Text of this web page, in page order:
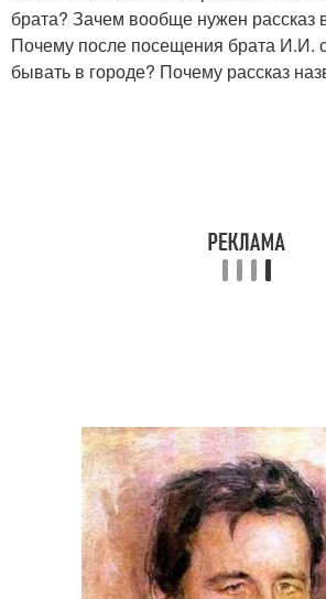
брата? Зачем вообще нужен рассказ
Почему после посещения брата И.И.
бывать в городе? Почему рассказ